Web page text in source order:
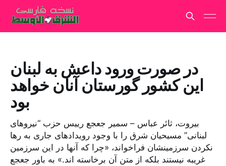
در صورت ورود داعش به لبنان
این کشور گورستان آنان خواهد
بود
بیروت، ثائر عباس – سمیر جعجع رییس حزب “نیروهای
لبنانی” مسیحیان شرق را با وجود رویدادهای جاری به رها
نکردن سرزمینشان فراخواند، «چرا که آنها در این سرزمین
غریبه نیستند بلکه از متن آن برخاسته اند.» به باور جعجع